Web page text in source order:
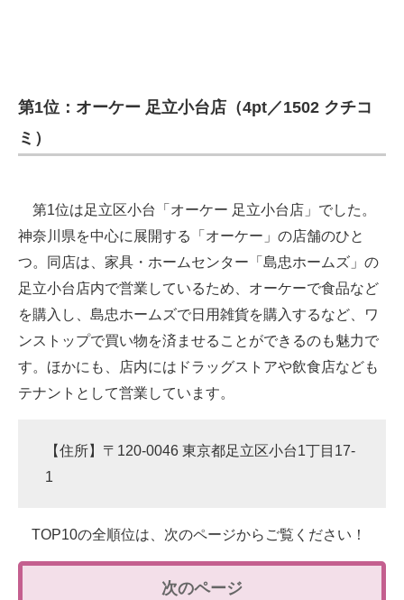
第1位：オーケー 足立小台店（4pt／1502 クチコ
ミ）
第1位は足立区小台「オーケー 足立小台店」でした。
神奈川県を中心に展開する「オーケー」の店舗のひと
つ。同店は、家具・ホームセンター「島忠ホームズ」の
足立小台店内で営業しているため、オーケーで食品など
を購入し、島忠ホームズで日用雑貨を購入するなど、ワ
ンストップで買い物を済ませることができるのも魅力で
す。ほかにも、店内にはドラッグストアや飲食店なども
テナントとして営業しています。
【住所】〒120-0046 東京都足立区小台1丁目17-
1
TOP10の全順位は、次のページからご覧ください！